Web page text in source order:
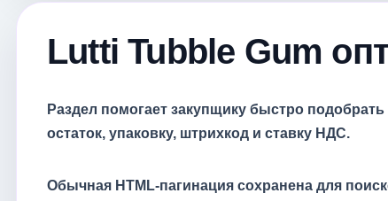
Lutti Tubble Gum
Раздел помогает закупщику быстро
остаток, упаковку, штрихкод и ставку НДС.
Обычная HTML-пагинация сохранена для